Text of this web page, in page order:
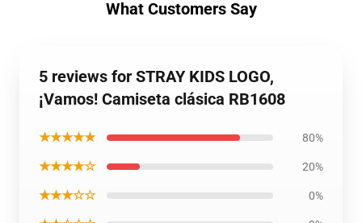
What Customers Say
5 reviews for STRAY KIDS LOGO,
¡Vamos! Camiseta clásica RB1608
★★★★★ 80%
★★★★☆ 20%
★★★☆☆ 0%